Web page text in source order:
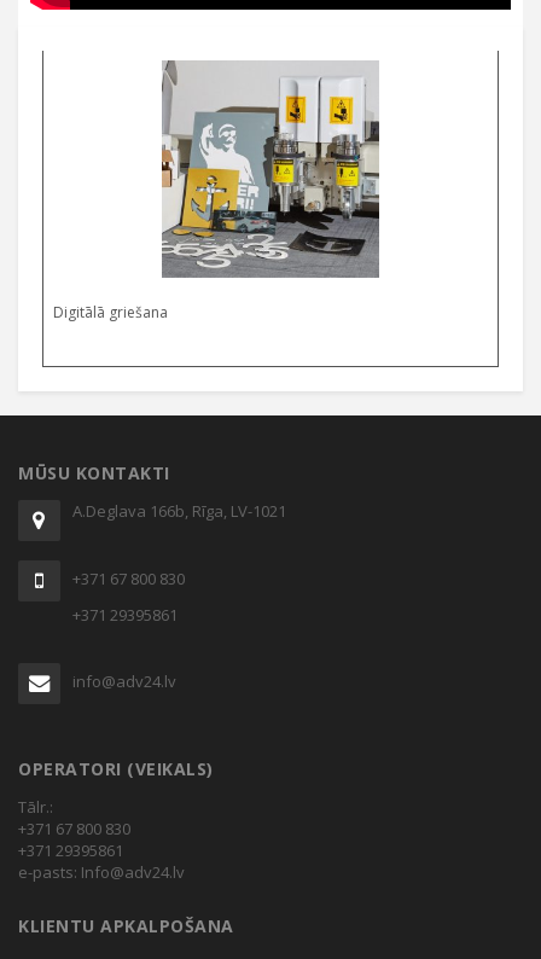
Digitālā griešana
MŪSU KONTAKTI
A.Deglava 166b, Rīga, LV-1021
+371 67 800 830
+371 29395861
info@adv24.lv
OPERATORI (VEIKALS)
Tālr.:
+371 67 800 830
+371 29395861
e-pasts: Info@adv24.lv
KLIENTU APKALPOŠANA